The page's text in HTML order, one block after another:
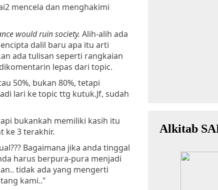
mencela dan menghakimi
would ruin society. Alih-alih ada
dalil baru apa itu arti
ada tulisan seperti rangkaian
lepas dari topic.
50%, bukan 80%, tetapi
lari ke topic ttg kutuk.Jf, sudah
bukankah memiliki kasih itu
ke 3 terakhir.
Bagaimana jika anda tinggal
harus berpura-pura menjadi
tidak ada yang mengerti
kami.."